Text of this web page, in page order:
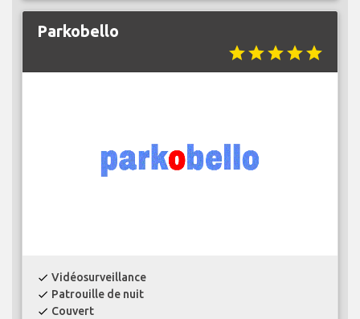
Parkobello
starstarstarstarstar
check Vidéosurveillance
check Patrouille de nuit
check Couvert